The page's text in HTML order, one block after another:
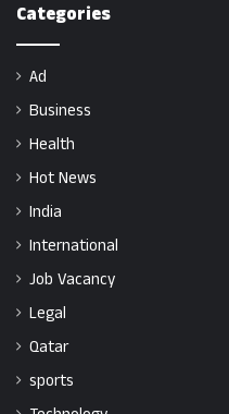
Categories
Ad
Business
Health
Hot News
India
International
Job Vacancy
Legal
Qatar
sports